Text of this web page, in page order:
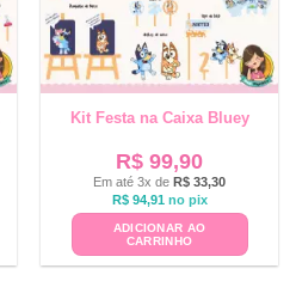
Kit Festa na Caixa Bluey
R$ 99,90
Em até 3x de R$ 33,30
R$94,91 no pix
ADICIONAR AO
CARRINHO